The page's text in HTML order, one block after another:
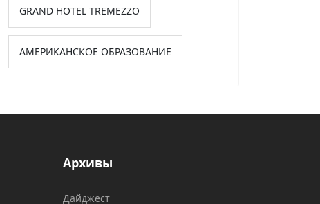
GRAND HOTEL TREMEZZO
АМЕРИКАНСКОЕ ОБРАЗОВАНИЕ
Архивы
Дайджест